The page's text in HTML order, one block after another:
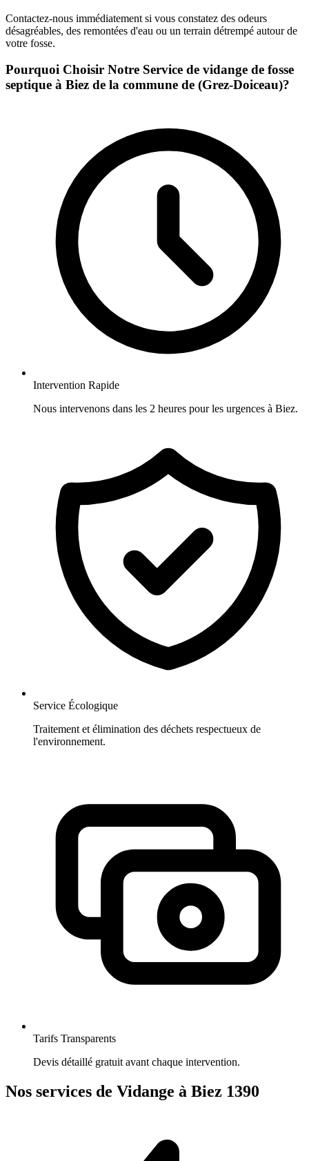
Contactez-nous immédiatement si vous constatez des odeurs
désagréables, des remontées d'eau ou un terrain détrempé autour de
votre fosse.
Pourquoi Choisir Notre Service de vidange de fosse
septique à Biez de la commune de (Grez-Doiceau)?
Intervention Rapide
Nous intervenons dans les 2 heures pour les urgences à Biez.
Service Écologique
Traitement et élimination des déchets respectueux de
l'environnement.
Tarifs Transparents
Devis détaillé gratuit avant chaque intervention.
Nos services de Vidange à Biez 1390